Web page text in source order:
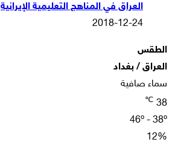
العراق في المناهج التعليمية الإيرانية
2018-12-24
الطقس
العراق / بغداد
سماء صافية
38
℃
46º - 38º
12%